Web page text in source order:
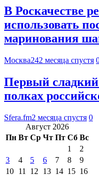
В Роскачестве
использовать
маринования
Москва242 месяца спустя
Первый
полках
Sfera.fm2 месяца спустя 0
Август 2026
Пн Вт Ср Чт Пт Сб Вс
1
2
3
4 5 6 7 8
9
10 11 12 13 14 15 16